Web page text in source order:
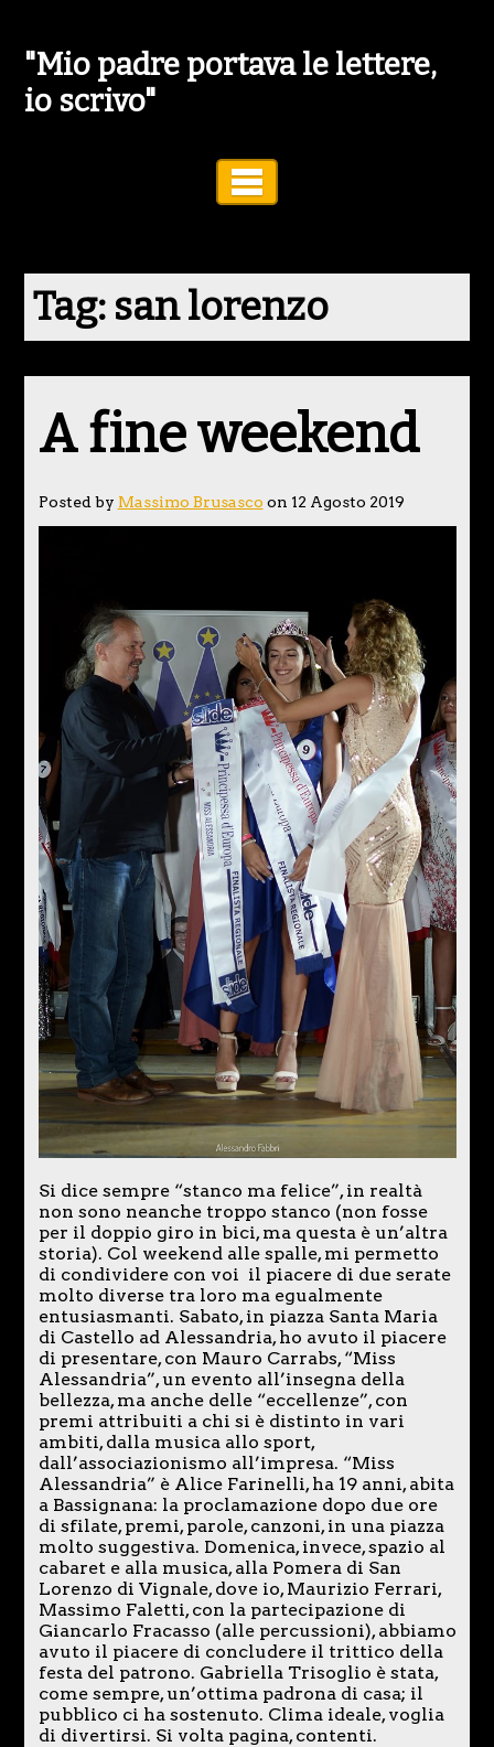
"Mio padre portava le lettere,
io scrivo"
Tag: san lorenzo
A fine weekend
Posted by Massimo Brusasco on 12 Agosto 2019
Si dice sempre “stanco ma felice”, in realtà
non sono neanche troppo stanco (non fosse
per il doppio giro in bici, ma questa è un’altra
storia). Col weekend alle spalle, mi permetto
di condividere con voi il piacere di due serate
molto diverse tra loro ma egualmente
entusiasmanti. Sabato, in piazza Santa Maria
di Castello ad Alessandria, ho avuto il piacere
di presentare, con Mauro Carrabs, “Miss
Alessandria”, un evento all’insegna della
bellezza, ma anche delle “eccellenze”, con
premi attribuiti a chi si è distinto in vari
ambiti, dalla musica allo sport,
dall’associazionismo all’impresa. “Miss
Alessandria” è Alice Farinelli, ha 19 anni, abita
a Bassignana: la proclamazione dopo due ore
di sfilate, premi, parole, canzoni, in una piazza
molto suggestiva. Domenica, invece, spazio al
cabaret e alla musica, alla Pomera di San
Lorenzo di Vignale, dove io, Maurizio Ferrari,
Massimo Faletti, con la partecipazione di
Giancarlo Fracasso (alle percussioni), abbiamo
avuto il piacere di concludere il trittico della
festa del patrono. Gabriella Trisoglio è stata,
come sempre, un’ottima padrona di casa; il
pubblico ci ha sostenuto. Clima ideale, voglia
di divertirsi. Si volta pagina, contenti.